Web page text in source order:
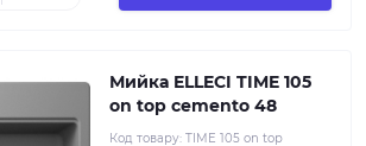
Мийка ELLECI TIME 105
on top cemento 48
Код товару: TIME 105 on top